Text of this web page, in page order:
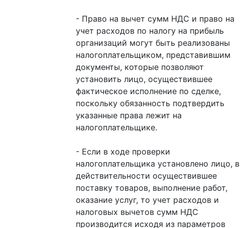
- Право на вычет сумм НДС и право на
учет расходов по налогу на прибыль
организаций могут быть реализованы
налогоплательщиком, представившим
документы, которые позволяют
установить лицо, осуществившее
фактическое исполнение по сделке,
поскольку обязанность подтвердить
указанные права лежит на
налогоплательщике.
- Если в ходе проверки
налогоплательщика установлено лицо, в
действительности осуществившее
поставку товаров, выполнение работ,
оказание услуг, то учет расходов и
налоговых вычетов сумм НДС
производится исходя из параметров